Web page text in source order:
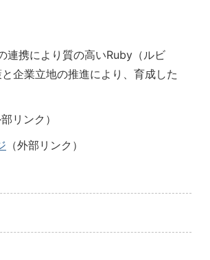
連携により質の高いRuby（ルビ
企業立地の推進により、育成した
部リンク）
（外部リンク）